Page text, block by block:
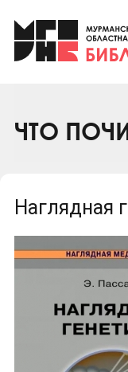
Клуб
Клуб
ЧТО
Наглядная